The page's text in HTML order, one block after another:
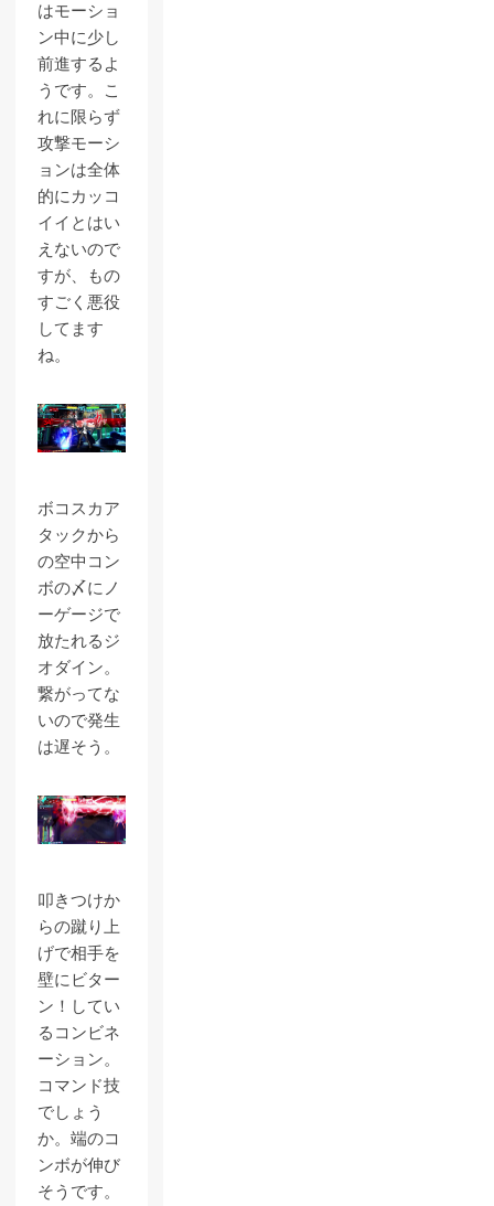
はモーショ
ン中に少し
前進するよ
うです。こ
れに限らず
攻撃モーシ
ョンは全体
的にカッコ
イイとはい
えないので
すが、もの
すごく悪役
してます
ね。
ボコスカア
タックから
の空中コン
ボの〆にノ
ーゲージで
放たれるジ
オダイン。
繋がってな
いので発生
は遅そう。
叩きつけか
らの蹴り上
げで相手を
壁にビター
ン！してい
るコンビネ
ーション。
コマンド技
でしょう
か。端のコ
ンボが伸び
そうです。